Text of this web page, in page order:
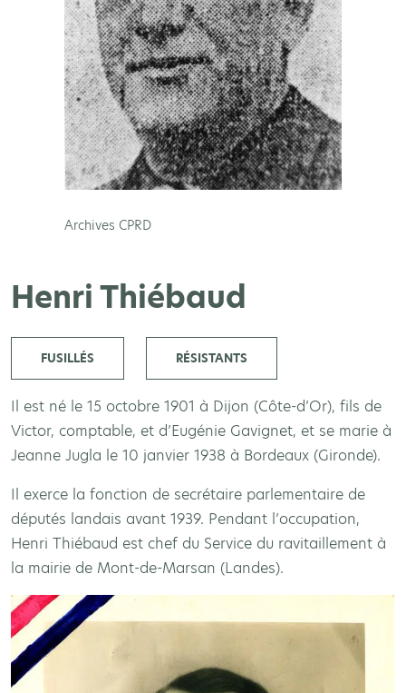
Archives CPRD
Henri Thiébaud
FUSILLÉS RÉSISTANTS
Il est né le 15 octobre 1901 à Dijon (Côte-d’Or), fils de
Victor, comptable, et d’Eugénie Gavignet, et se marie à
Jeanne Jugla le 10 janvier 1938 à Bordeaux (Gironde).
Il exerce la fonction de secrétaire parlementaire de
députés landais avant 1939. Pendant l’occupation,
Henri Thiébaud est chef du Service du ravitaillement à
la mairie de Mont-de-Marsan (Landes).